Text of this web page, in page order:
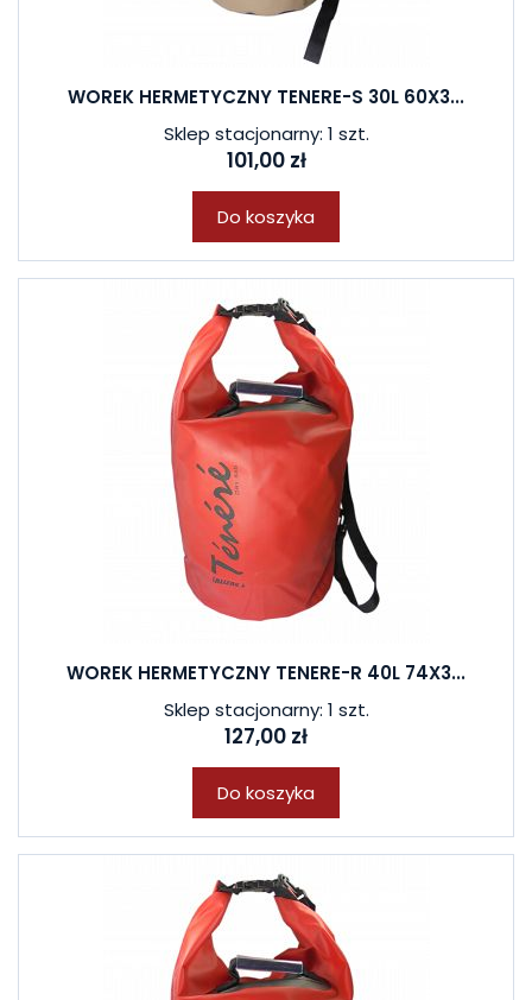
WOREK HERMETYCZNY TENERE-S 30L 60X3...
Sklep stacjonarny: 1 szt.
101,00 zł
Do koszyka
WOREK HERMETYCZNY TENERE-R 40L 74X3...
Sklep stacjonarny: 1 szt.
127,00 zł
Do koszyka